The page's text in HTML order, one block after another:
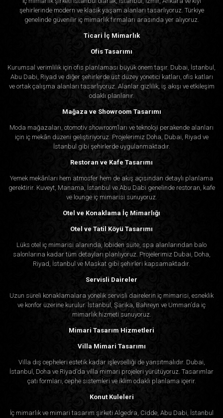
şehirlerinde modern ve klasik yaşam alanları tasarlıyoruz. Türkiye
genelinde güvenilir iç mimarlık firmaları arasında yer alıyoruz.
Ticari İç Mimarlık
Ofis Tasarımı
Kurumsal verimlilik için ofis planlaması büyük önem taşır. Dubai, İstanbul,
Abu Dabi, Riyad ve diğer şehirlerde üst düzey yönetici katları, ofis katları
ve ortak çalışma alanları tasarlıyoruz. Alanlar gizlilik, iş akışı ve etkileşim
odaklı planlanır.
Mağaza ve Showroom Tasarımı
Moda mağazaları, otomotiv showroom’ları ve teknoloji perakende alanları
için iç mekân düzeni geliştiriyoruz. Projelerimiz Doha, Dubai, Riyad ve
İstanbul gibi şehirlerde uygulanmaktadır.
Restoran ve Kafe Tasarımı
Yemek mekânları hem atmosfer hem de akış açısından detaylı planlama
gerektirir. Kuveyt, Manama, İstanbul ve Abu Dabi genelinde restoran, kafe
ve lounge iç mimarisi sunuyoruz.
Otel ve Konaklama İç Mimarlığı
Otel ve Tatil Köyü Tasarımı
Lüks otel iç mimarisi alanında, lobiden süite, spa alanlarından balo
salonlarına kadar tüm detayları planlıyoruz. Projelerimiz Dubai, Doha,
Riyad, İstanbul ve Maskat gibi şehirleri kapsamaktadır.
Servisli Daireler
Uzun süreli konaklamalara yönelik servisli dairelerin iç mimarisi, esneklik
ve konfor üzerine kurulur. İstanbul, Şarika, Bahreyn ve Umman’da iç
mimarlık hizmeti sunuyoruz.
Mimari Tasarım Hizmetleri
Villa Mimari Tasarımı
Villa dış cepheleri estetik kadar işlevselliği de yansıtmalıdır. Dubai,
İstanbul, Doha ve Riyad’da villa mimari projeleri yürütüyoruz. Tasarımlar
çatı formları, cephe sistemleri ve iklim odaklı planlama içerir.
Konut Kuleleri
İç mimarlık ve mimari tasarım şirketi Algedra, Cidde, Abu Dabi, İstanbul